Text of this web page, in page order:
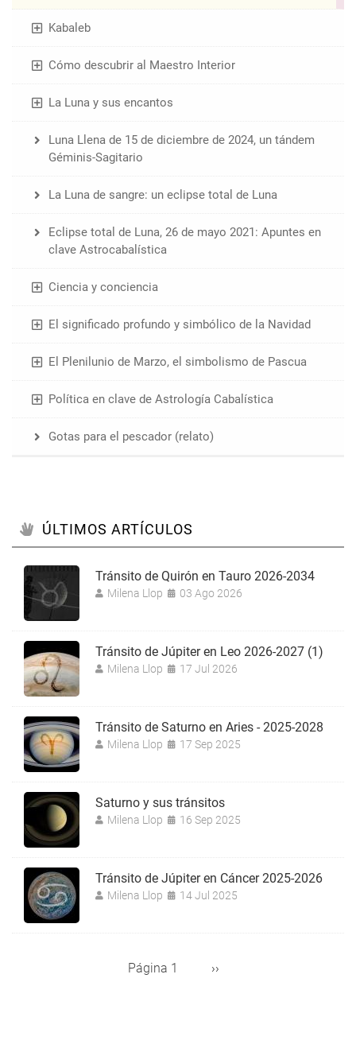
Kabaleb
Cómo descubrir al Maestro Interior
La Luna y sus encantos
Luna Llena de 15 de diciembre de 2024, un tándem
Géminis-Sagitario
La Luna de sangre: un eclipse total de Luna
Eclipse total de Luna, 26 de mayo 2021: Apuntes en
clave Astrocabalística
Ciencia y conciencia
El significado profundo y simbólico de la Navidad
El Plenilunio de Marzo, el simbolismo de Pascua
Política en clave de Astrología Cabalística
Gotas para el pescador (relato)
ÚLTIMOS ARTÍCULOS
Tránsito de Quirón en Tauro 2026-2034
Milena Llop 03 Ago 2026
Tránsito de Júpiter en Leo 2026-2027 (1)
Milena Llop 17 Jul 2026
Tránsito de Saturno en Aries - 2025-2028
Milena Llop 17 Sep 2025
Saturno y sus tránsitos
Milena Llop 16 Sep 2025
Tránsito de Júpiter en Cáncer 2025-2026
Milena Llop 14 Jul 2025
Página 1
Siguiente
››